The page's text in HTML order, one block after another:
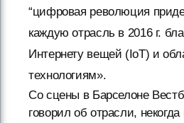
“цифровая революция
каждую отрасль в 2016 г.
Интернету вещей (IoT) и
технологиям».
Со сцены в Барселоне
говорил об отрасли,